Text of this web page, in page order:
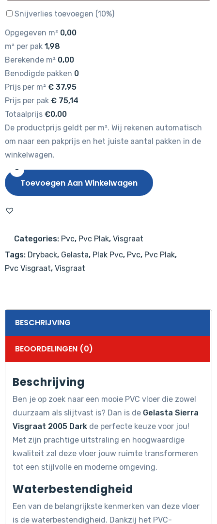
Snijverlies toevoegen (10%)
Opgegeven m² 0,00
m² per pak 1,98
Berekende m² 0,00
Benodigde pakken 0
Prijs per m² € 37,95
Prijs per pak € 75,14
Totaalprijs €0,00
De productprijs geldt per m². Wij rekenen automatisch
om naar een pakprijs en het juiste aantal pakken in de
winkelwagen.
-
Gelasta
Sierra
2005
aantal
Toevoegen Aan Winkelwagen
Categories: Pvc, Pvc Plak, Visgraat
Tags: Dryback, Gelasta, Plak Pvc, Pvc, Pvc Plak,
Pvc Visgraat, Visgraat
BESCHRIJVING
BEOORDELINGEN (0)
Beschrijving
Ben je op zoek naar een mooie PVC vloer die zowel
duurzaam als slijtvast is? Dan is de Gelasta Sierra
Visgraat 2005 Dark de perfecte keuze voor jou!
Met zijn prachtige uitstraling en hoogwaardige
kwaliteit zal deze vloer jouw ruimte transformeren
tot een stijlvolle en moderne omgeving.
Waterbestendigheid
Een van de belangrijkste kenmerken van deze vloer
is de waterbestendigheid. Dankzij het PVC-